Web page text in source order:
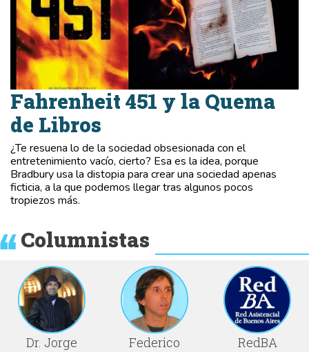
Fahrenheit 451 y la Quema
de Libros
¿Te resuena lo de la sociedad obsesionada con el
entretenimiento vacío, cierto? Esa es la idea, porque
Bradbury usa la distopia para crear una sociedad apenas
ficticia, a la que podemos llegar tras algunos pocos
tropiezos más.
Columnistas
Dr. Jorge
Federico
RedBA